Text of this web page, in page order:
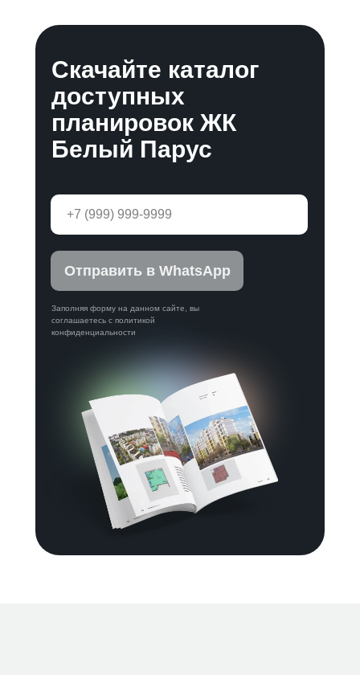
Скачайте каталог
доступных
планировок ЖК
Белый Парус
Заполняя форму на данном сайте, вы
соглашаетесь с политикой
конфиденциальности
Отправить в WhatsApp